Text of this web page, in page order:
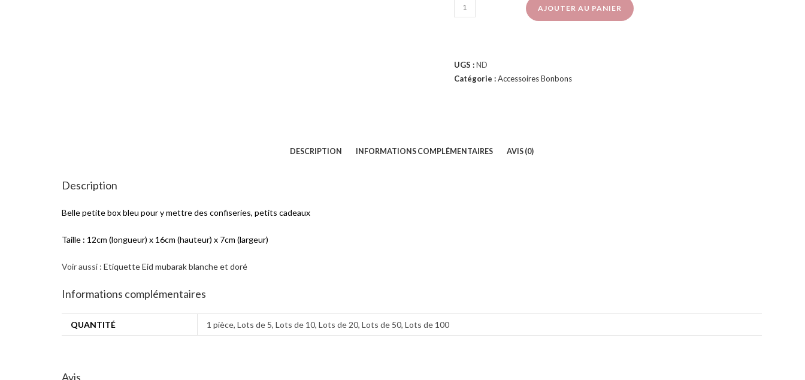
AJOUTER AU PANIER
UGS :ND
Catégorie :Accessoires Bonbons
DESCRIPTION INFORMATIONS COMPLÉMENTAIRES AVIS (0)
Description
Belle petite box bleu pour y mettre des confiseries, petits cadeaux
Taille : 12cm (longueur) x 16cm (hauteur) x 7cm (largeur)
Voir aussi : Etiquette Eid mubarak blanche et doré
Informations complémentaires
QUANTITÉ 1 pièce, Lots de 5, Lots de 10, Lots de 20, Lots de 50, Lots de 100
Avis